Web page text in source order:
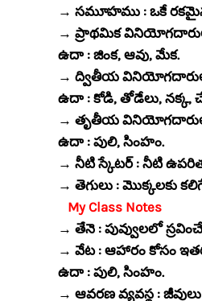
→ సమూహము : ఒకే
→ ప్రాథమిక
ఉదా : జింక, ఆవు, మేక.
→ ద్వితీయ
ఉదా : కోడి, తోడేలు, నక్క,
→ తృతీయ
ఉదా : పులి, సింహం.
→ నీటి స్కేటర్ : నీటి
→ తెగులు : మొక్కలకు
My Class Notes
→ తేనె : పువ్వులలో స్రవించే
→ వేట : ఆహారం కోసం
ఉదా : పులి, సింహం.
→ ఆవరణ వ్యవస్థ :